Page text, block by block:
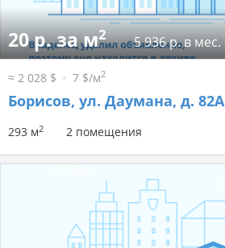
20 р. за м2 5 936 р. в мес.
≈ 2 028 $ 7 $/м2
Борисов, ул. Даумана, д. 82А
293 м2 2 помещения